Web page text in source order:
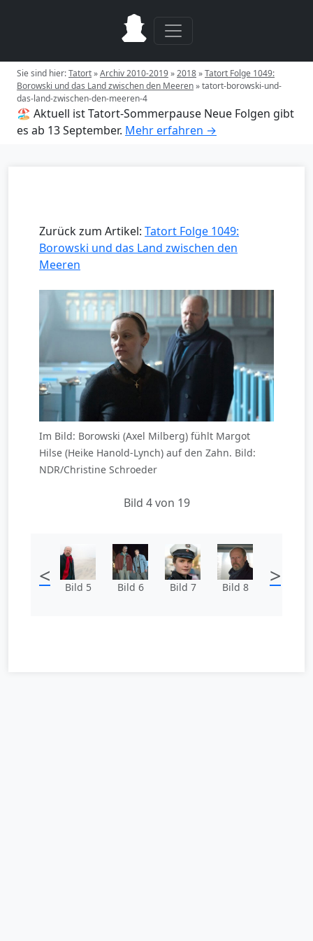
Sie sind hier:Tatort»Archiv 2010-2019»2018»Tatort Folge 1049:
Borowski und das Land zwischen den Meeren»tatort-borowski-und-
das-land-zwischen-den-meeren-4
🏖️ Aktuell ist Tatort-Sommerpause Neue Folgen gibt
es ab 13 September. Mehr erfahren →
Zurück zum Artikel: Tatort Folge 1049:
Borowski und das Land zwischen den
Meeren
Im Bild: Borowski (Axel Milberg) fühlt Margot
Hilse (Heike Hanold-Lynch) auf den Zahn. Bild:
NDR/Christine Schroeder
Bild 4 von 19
< Bild 5 Bild 6 Bild 7 Bild 8 >